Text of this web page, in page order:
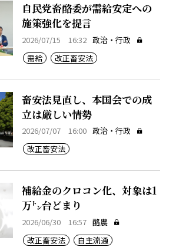
自民党畜酪委が需給安定への
施策強化を提言
2026/07/15 16:32 政治・行政
需給
改正畜安法
畜安法見直し、本国会での成
立は厳しい情勢
2026/07/07 16:00 政治・行政
改正畜安法
補給金のクロコン化、対象は1
万㌧台どまり
2026/06/30 16:57 酪農
改正畜安法
自主流通